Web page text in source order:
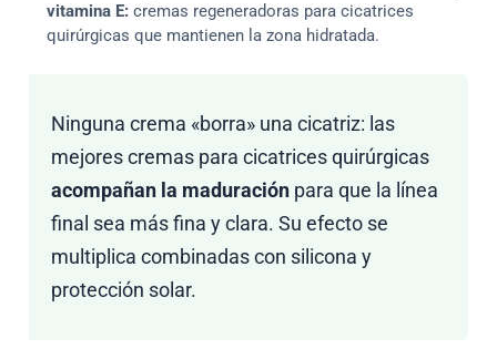
vitamina E: cremas regeneradoras para cicatrices
quirúrgicas que mantienen la zona hidratada.
Ninguna crema «borra» una cicatriz: las
mejores cremas para cicatrices quirúrgicas
acompañan la maduración para que la línea
final sea más fina y clara. Su efecto se
multiplica combinadas con silicona y
protección solar.